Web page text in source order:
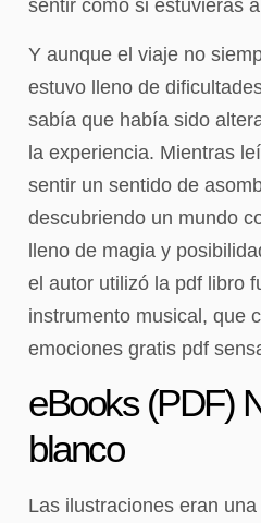
sentir como si estuvieras
Y aunque el viaje no
estuvo lleno de
sabía que había sido
la experiencia. Mientras
sentir un sentido de
descubriendo un mundo
lleno de magia y
el autor utilizó la pdf libro
instrumento musical, que
emociones gratis pdf
eBooks (PDF)
blanco
Las ilustraciones eran